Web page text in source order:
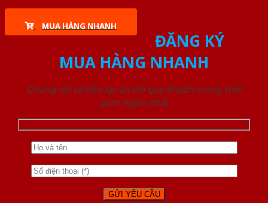
MUA HÀNG NHANH
ĐĂNG KÝ
MUA HÀNG NHANH
Chúng tôi sẽ liên lạc lại với quý khách trong thời
gian ngắn nhất